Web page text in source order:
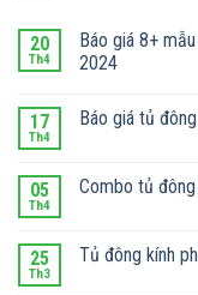
20
Th4
Báo giá 8+
2024
17
Th4
Báo giá tủ
05
Th4
Combo tủ
25
Th3
Tủ đông kính